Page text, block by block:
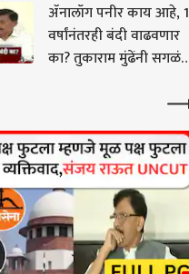
ॲनालॉग पनीर काय आहे, 1
वर्षांनंतरही बंदी वाढवणार
का? तुकाराम मुंढेंनी सगळं
आरोग्याशी तडजोड नाही